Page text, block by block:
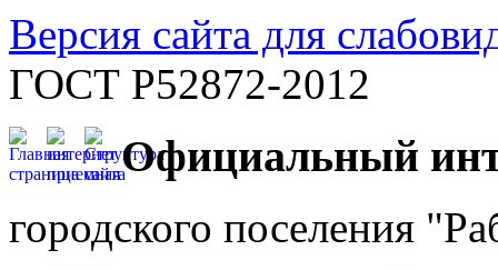
Версия сайта для
ГОСТ Р52872-2012
Официальный
городского поселения